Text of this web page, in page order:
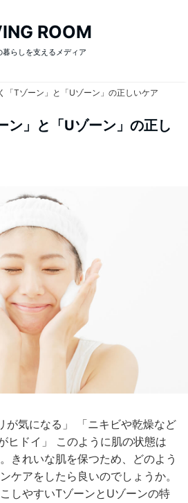
ROOM
暮らしを支えるメディア
「Tゾーン」と「Uゾーン」の正しいケア
ン」と「Uゾーン」の正し
が気になる」 「ニキビや乾燥など
ヒドイ」 このように肌の状態は
きれいな肌を保つため、どのよう
ケアをしたら良いのでしょうか。
しやすいTゾーンとUゾーンの特